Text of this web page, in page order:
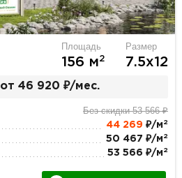
Площадь
156 м2
Размер
7.5х12
от 46 920 ₽/мес.
Без скидки 53 566 ₽
44 269 ₽/м 2
50 467 ₽/м 2
53 566 ₽/м 2